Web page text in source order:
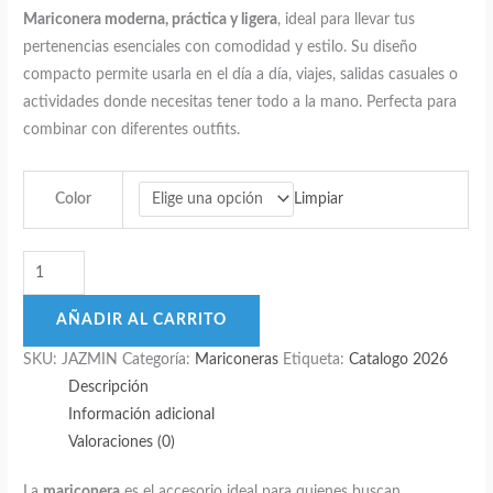
original
era:
$199.00.
actual
es:
$89.00.
Mariconera moderna, práctica y ligera, ideal para llevar tus
pertenencias esenciales con comodidad y estilo. Su diseño
compacto permite usarla en el día a día, viajes, salidas casuales o
actividades donde necesitas tener todo a la mano. Perfecta para
combinar con diferentes outfits.
Color Limpiar
Mariconera
JAZMIN
Elegancia
cantidad
AÑADIR AL CARRITO
SKU: JAZMIN Categoría: Mariconeras Etiqueta:Catalogo 2026
Descripción
Información adicional
Valoraciones (0)